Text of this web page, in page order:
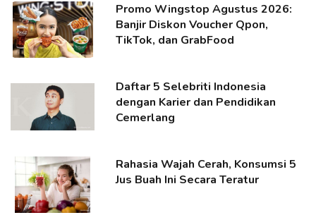
Promo Wingstop Agustus 2026:
Banjir Diskon Voucher Qpon,
TikTok, dan GrabFood
Daftar 5 Selebriti Indonesia
dengan Karier dan Pendidikan
Cemerlang
Rahasia Wajah Cerah, Konsumsi 5
Jus Buah Ini Secara Teratur